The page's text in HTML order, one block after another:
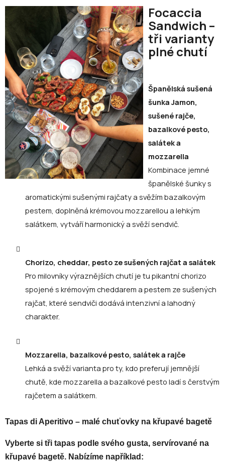
Focaccia
Sandwich –
tři varianty
plné chutí
Španělská sušená
šunka Jamon,
sušené rajče,
bazalkové pesto,
salátek a
mozzarella
Kombinace jemné
španělské šunky s
aromatickými sušenými rajčaty a svěžím bazalkovým
pestem, doplněná krémovou mozzarellou a lehkým
salátkem, vytváří harmonický a svěží sendvič.
Chorizo, cheddar, pesto ze sušených rajčat a salátek
Pro milovníky výraznějších chutí je tu pikantní chorizo
spojené s krémovým cheddarem a pestem ze sušených
rajčat, které sendviči dodává intenzivní a lahodný
charakter.
Mozzarella, bazalkové pesto, salátek a rajče
Lehká a svěží varianta pro ty, kdo preferují jemnější
chutě, kde mozzarella a bazalkové pesto ladí s čerstvým
rajčetem a salátkem.
Tapas di Aperitivo – malé chuťovky na křupavé bagetě
Vyberte si tři tapas podle svého gusta, servírované na
křupavé bagetě. Nabízíme například: